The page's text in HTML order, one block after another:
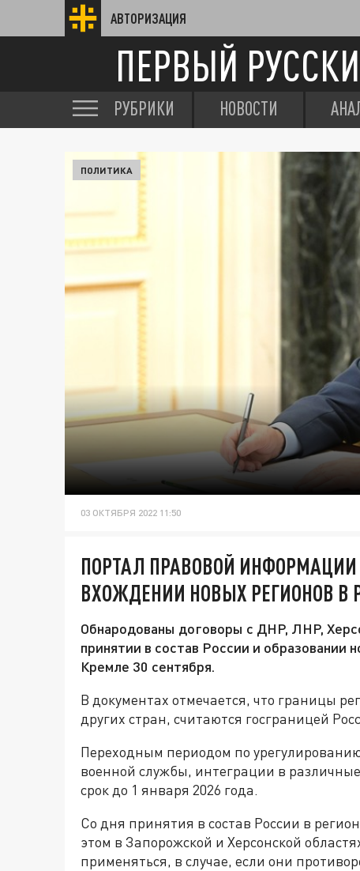
АВТОРИЗАЦИЯ
ПЕРВЫЙ
РУБРИКИ НОВОСТИ
ПОЛИТИКА
03 ОКТЯБРЯ 2022 11:50
ПОРТАЛ ПРАВОВОЙ
ВХОЖДЕНИИ НОВЫХ РЕГИОНОВ В
Обнародованы договоры с ДНР, ЛНР,
принятии в состав России и образовании
Кремле 30 сентября.
В документах отмечается, что границы
других стран, считаются госграницей
Переходным периодом по
военной службы, интеграции в
срок до 1 января 2026 года.
Со дня принятия в состав России в
этом в Запорожской и Херсонской
применяться, в случае, если они